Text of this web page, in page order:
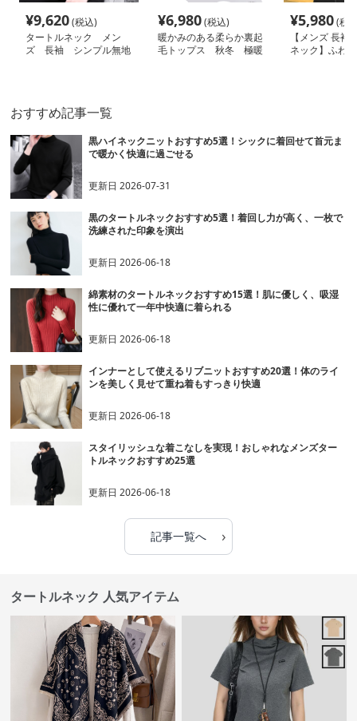
¥9,620(税込)
タートルネック メン
ズ 長袖 シンプル無地
¥6,980(税込)
暖かみのある柔らか裏起
毛トップス 秋冬 極暖
¥5,980(税
【メンズ 長袖
ネック】ふわ
おすすめ記事一覧
黒ハイネックニットおすすめ5選！シックに着回せて首元ま
で暖かく快適に過ごせる
更新日2026-07-31
黒のタートルネックおすすめ5選！着回し力が高く、一枚で
洗練された印象を演出
更新日2026-06-18
綿素材のタートルネックおすすめ15選！肌に優しく、吸湿
性に優れて一年中快適に着られる
更新日2026-06-18
インナーとして使えるリブニットおすすめ20選！体のライ
ンを美しく見せて重ね着もすっきり快適
更新日2026-06-18
スタイリッシュな着こなしを実現！おしゃれなメンズター
トルネックおすすめ25選
更新日2026-06-18
記事一覧へ ›
タートルネック 人気アイテム